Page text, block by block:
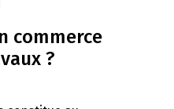
commerce
?